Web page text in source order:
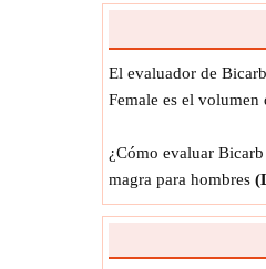
El evaluador de
Female es el
¿Cómo evaluar
magra para hombres